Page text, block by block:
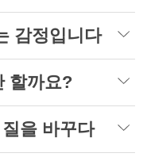
감정입니다
할까요?
을 바꾸다